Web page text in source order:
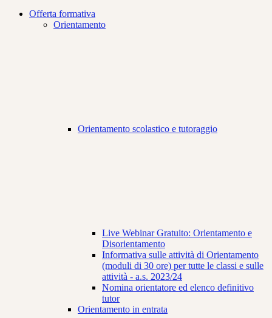
Offerta formativa
Orientamento
Orientamento scolastico e tutoraggio
Live Webinar Gratuito: Orientamento e
Disorientamento
Informativa sulle attività di Orientamento
(moduli di 30 ore) per tutte le classi e sulle
attività - a.s. 2023/24
Nomina orientatore ed elenco definitivo
tutor
Orientamento in entrata